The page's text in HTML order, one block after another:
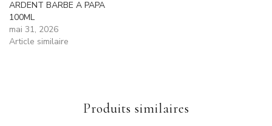
ARDENT BARBE A PAPA
100ML
mai 31, 2026
Article similaire
Produits similaires